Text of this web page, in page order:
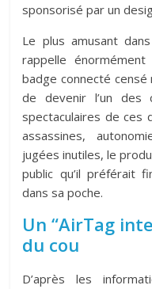
sponsorisé par un
Le plus amusant
rappelle
badge connecté
de devenir l’un des
spectaculaires de ces
assassines,
jugées inutiles, le
public qu’il préférait
dans sa poche.
Un “AirTag
du cou
D’après les